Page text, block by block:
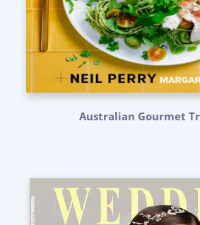
Australian Gourmet